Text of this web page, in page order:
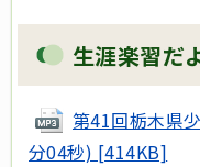
生涯楽習だ
第41回栃木県
分04秒) [414KB]